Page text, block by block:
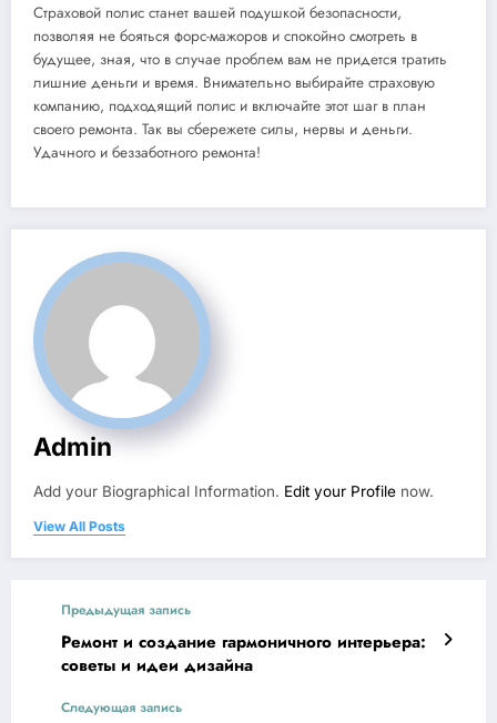
Страховой полис станет вашей подушкой безопасности,
позволяя не бояться форс-мажоров и спокойно смотреть в
будущее, зная, что в случае проблем вам не придется тратить
лишние деньги и время. Внимательно выбирайте страховую
компанию, подходящий полис и включайте этот шаг в план
своего ремонта. Так вы сбережете силы, нервы и деньги.
Удачного и беззаботного ремонта!
Admin
Add your Biographical Information. Edit your Profile now.
View All Posts
Предыдущая запись
Ремонт и создание гармоничного интерьера:
советы и идеи дизайна
Следующая запись